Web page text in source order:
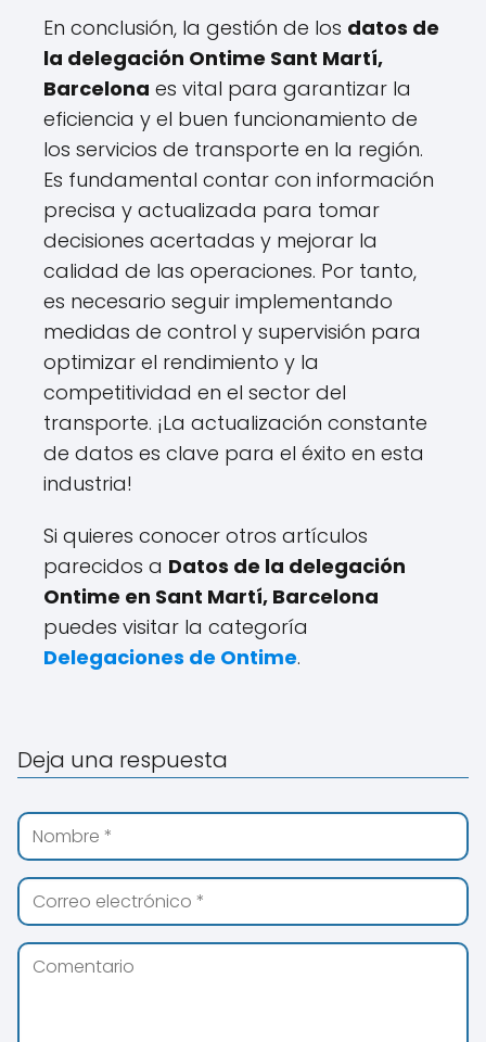
En conclusión, la gestión de los datos de
la delegación Ontime Sant Martí,
Barcelona es vital para garantizar la
eficiencia y el buen funcionamiento de
los servicios de transporte en la región.
Es fundamental contar con información
precisa y actualizada para tomar
decisiones acertadas y mejorar la
calidad de las operaciones. Por tanto,
es necesario seguir implementando
medidas de control y supervisión para
optimizar el rendimiento y la
competitividad en el sector del
transporte. ¡La actualización constante
de datos es clave para el éxito en esta
industria!
Si quieres conocer otros artículos
parecidos a Datos de la delegación
Ontime en Sant Martí, Barcelona
puedes visitar la categoría
Delegaciones de Ontime.
Deja una respuesta